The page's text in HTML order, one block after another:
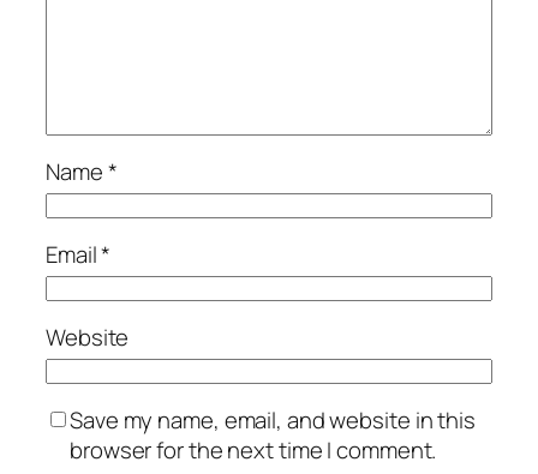
Name*
Email*
Website
Save my name, email, and website in this
browser for the next time I comment.